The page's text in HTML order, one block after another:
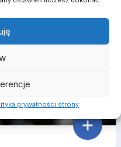
prywatności strony